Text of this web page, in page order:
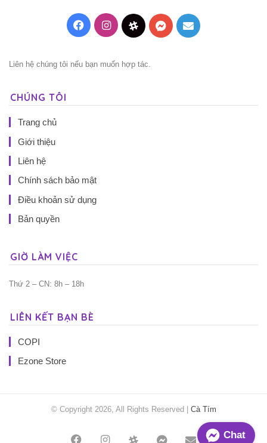
FacebookInstagramThreadsMessenger
Mail
Liên hệ chúng tôi nếu bạn muốn hợp tác.
CHÚNG TÔI
Trang chủ
Giới thiệu
Liên hệ
Chính sách bảo mật
Điều khoản sử dụng
Bản quyền
GIỜ LÀM VIỆC
Thứ 2 – CN: 8h – 18h
LIÊN KẾT BẠN BÈ
COPI
Ezone Store
© Copyright 2026, All Rights Reserved | Cà Tím
FacebookInstagramThreadsMessenger
Mail Chat